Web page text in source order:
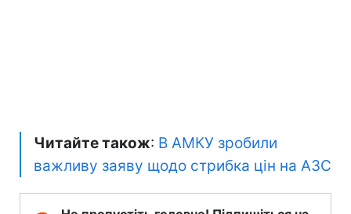
Читайте також: В АМКУ зробили
важливу заяву щодо стрибка цін на АЗС